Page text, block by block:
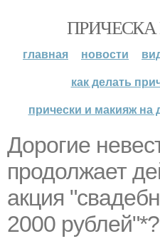
главная новости
как делать
прически и макияж на
Дорогие
продолжает
акция
2000 рублей"*?